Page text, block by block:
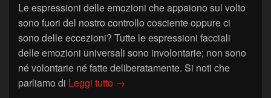
Le espressioni delle emozioni che appaiono sul volto
sono fuori del nostro controllo cosciente oppure ci
sono delle eccezioni? Tutte le espressioni facciali
delle emozioni universali sono involontarie; non sono
né volontarie né fatte deliberatamente. Si noti che
parliamo di Leggi tutto Le espressioni facciali delle
→